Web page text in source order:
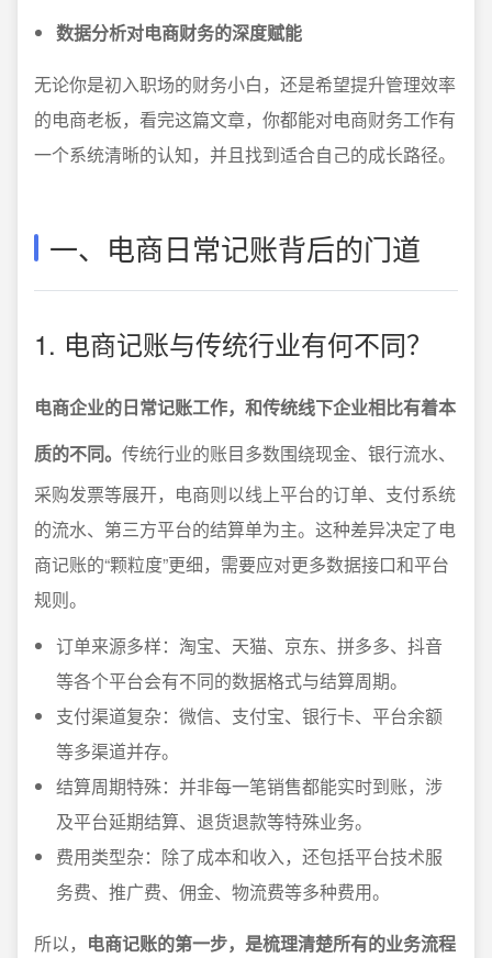
数据分析对电商财务的深度赋能
无论你是初入职场的财务小白，还是希望提升管理效率
的电商老板，看完这篇文章，你都能对电商财务工作有
一个系统清晰的认知，并且找到适合自己的成长路径。
一、电商日常记账背后的门道
1. 电商记账与传统行业有何不同？
电商企业的日常记账工作，和传统线下企业相比有着本
质的不同。 传统行业的账目多数围绕现金、银行流水、
采购发票等展开，电商则以线上平台的订单、支付系统
的流水、第三方平台的结算单为主。这种差异决定了电
商记账的“颗粒度”更细，需要应对更多数据接口和平台
规则。
订单来源多样：淘宝、天猫、京东、拼多多、抖音
等各个平台会有不同的数据格式与结算周期。
支付渠道复杂：微信、支付宝、银行卡、平台余额
等多渠道并存。
结算周期特殊：并非每一笔销售都能实时到账，涉
及平台延期结算、退货退款等特殊业务。
费用类型杂：除了成本和收入，还包括平台技术服
务费、推广费、佣金、物流费等多种费用。
所以， 电商记账的第一步，是梳理清楚所有的业务流程